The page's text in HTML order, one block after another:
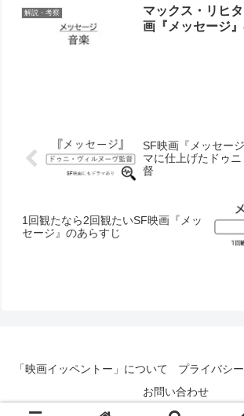
解説・考察
マックス・リヒ
画『メッセージ
SF映画『メッセー
マに仕上げたドゥ
督
1回観たなら2回観たいSF映画『メッ
セージ』のあらすじ
「映画イッペントー」について
プライバシ
お問い合わせ